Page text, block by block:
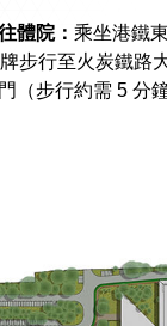
體院： 乘坐港鐵
步行至火炭鐵路
（步行約需 5 分鐘